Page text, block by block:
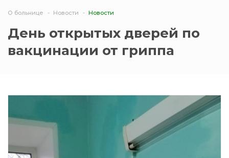
О больнице Новости Новости
День открытых дверей по
вакцинации от гриппа